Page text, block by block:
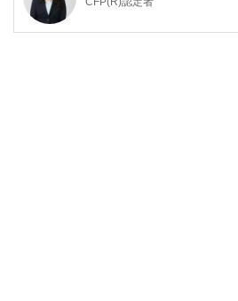
確定拠出年金相談ねっと認定FP